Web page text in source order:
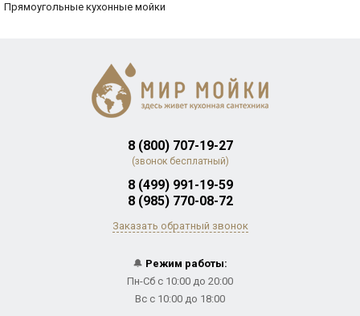
Прямоугольные кухонные мойки
8 (800) 707-19-27
(звонок бесплатный)
8 (499) 991-19-59
8 (985) 770-08-72
Заказать обратный звонок
🔔 Режим работы:
Пн-Сб с 10:00 до 20:00
Вс с 10:00 до 18:00